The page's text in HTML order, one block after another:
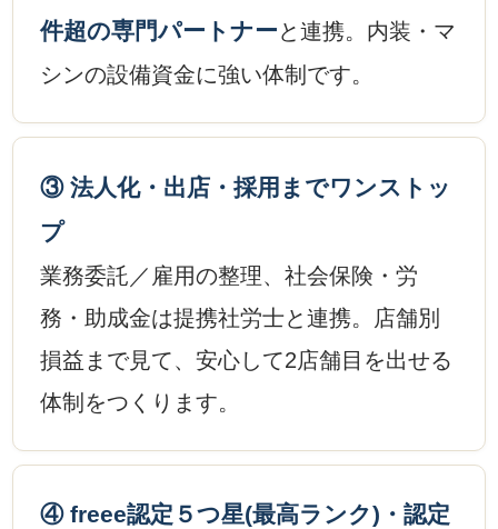
件超の専門パートナーと連携。内装・マ
シンの設備資金に強い体制です。
③ 法人化・出店・採用までワンストッ
プ
業務委託／雇用の整理、社会保険・労
務・助成金は提携社労士と連携。店舗別
損益まで見て、安心して2店舗目を出せる
体制をつくります。
④ freee認定５つ星(最高ランク)・認定